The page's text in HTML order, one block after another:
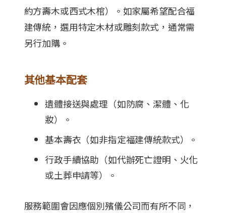
約方壽木或西式木棺）。如家屬希望配合福
建傳統，選用特定木材或雕刻款式，通常需
另行加購。
其他基本配套
遺體接送與處理（如防腐、潔體、化
妝）。
基本壽衣（如非指定福建傳統款式）。
行政手續協助（如代辦死亡證明、火化
或土葬申請等）。
服務範圍會因應個別殯儀公司而有所不同，